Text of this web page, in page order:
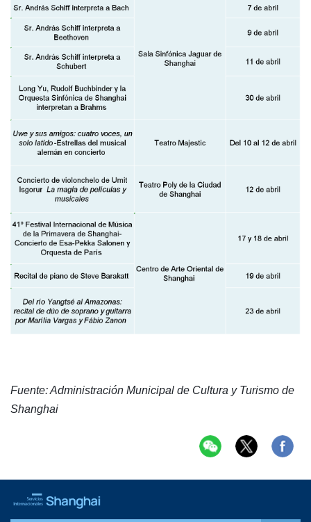
Fuente: Administración Municipal de Cultura y Turismo de
Shanghai